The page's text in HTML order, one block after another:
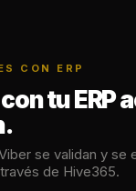
CON ERP
tu ERP
se validan y se
de Hive365.